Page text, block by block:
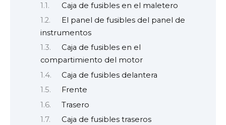
Caja de fusibles en el maletero
El panel de fusibles del panel de
instrumentos
Caja de fusibles en el
compartimiento del motor
Caja de fusibles delantera
Frente
Trasero
Caja de fusibles traseros